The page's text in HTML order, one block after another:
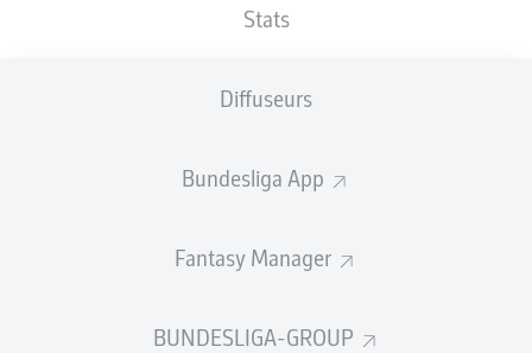
Stats
Diffuseurs
Bundesliga App
Fantasy Manager
BUNDESLIGA-GROUP